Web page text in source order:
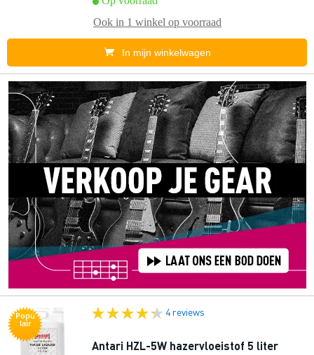
Ook in 1 winkel op voorraad
In mijn winkelwagen
Popu
lair
4 reviews
Antari HZL-5W hazervloeistof 5 liter